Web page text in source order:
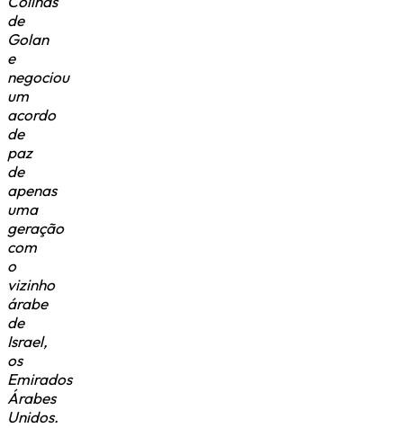
de
Golan
e
negociou
um
acordo
de
paz
de
apenas
uma
geração
com
o
vizinho
árabe
de
Israel,
os
Emirados
Árabes
Unidos.